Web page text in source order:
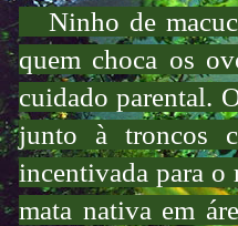
Ninho de
quem choca os
cuidado parental.
junto à troncos
incentivada para o
mata nativa em